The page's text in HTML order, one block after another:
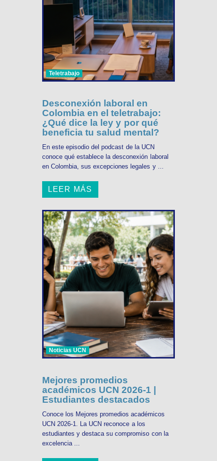
Teletrabajo
Desconexión laboral en
Colombia en el teletrabajo:
¿Qué dice la ley y por qué
beneficia tu salud mental?
En este episodio del podcast de la UCN
conoce qué establece la desconexión laboral
en Colombia, sus excepciones legales y ...
LEER MÁS
Noticias UCN
Mejores promedios
académicos UCN 2026-1 |
Estudiantes destacados
Conoce los Mejores promedios académicos
UCN 2026-1. La UCN reconoce a los
estudiantes y destaca su compromiso con la
excelencia ...